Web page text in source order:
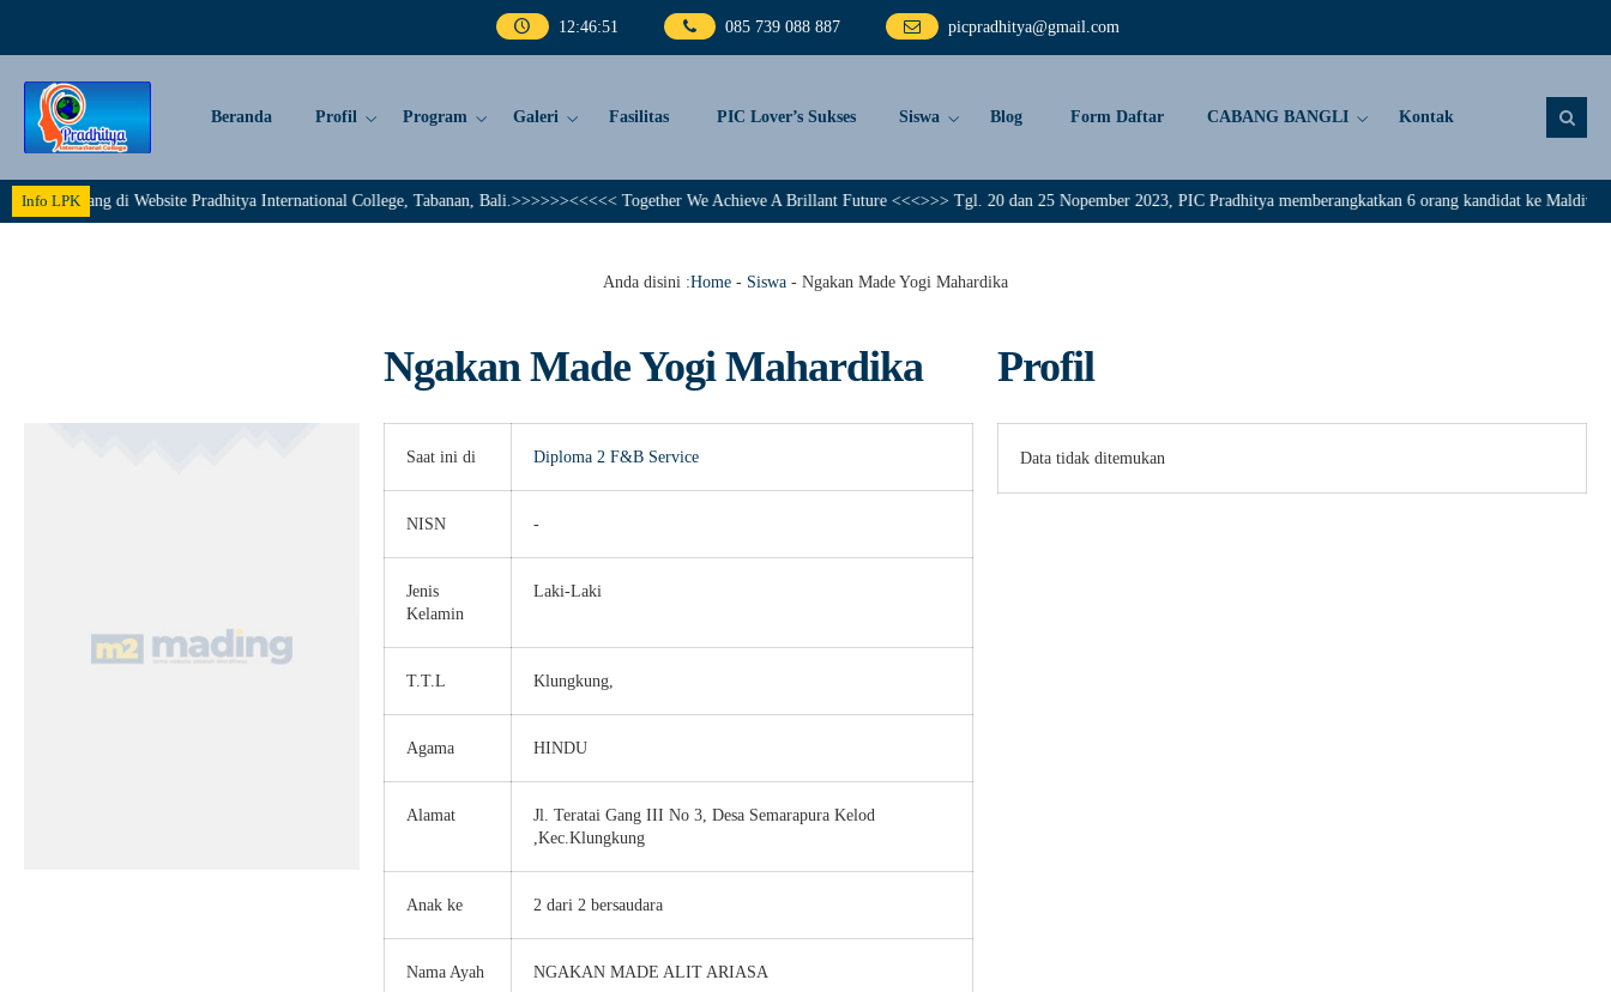
12:46:51 085 739 088 887 picpradhitya@gmail.com
Beranda Profil Program Galeri Fasilitas PIC Lover’s Sukses Siswa Blog Form Daftar CABANG BANGLI Kontak
Info LPK
Datang di Website Pradhitya International College, Tabanan, Bali.>>>>>><<<<< Together We Achieve A Brillant Future <<<>>> Tgl. 20 dan 25 Nopember 2023, PIC Pradhitya memberangkatkan 6 orang kandidat ke Maldive.
Anda disini :Home - Siswa - Ngakan Made Yogi Mahardika
Ngakan Made Yogi Mahardika
Saat ini di Diploma 2 F&B Service
NISN -
Jenis
Kelamin
Laki-Laki
T.T.L Klungkung,
Agama HINDU
Alamat
Jl. Teratai Gang III No 3, Desa Semarapura Kelod
,Kec.Klungkung
Anak ke 2 dari 2 bersaudara
Nama Ayah NGAKAN MADE ALIT ARIASA
Profil
Data tidak ditemukan